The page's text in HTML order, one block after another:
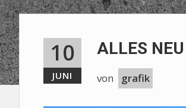
10
JUNI
ALLES
von grafik